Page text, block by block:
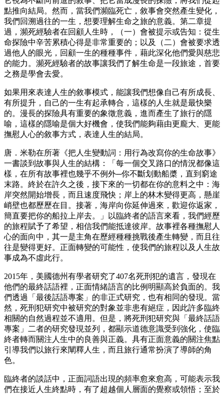
點推向結局。然而，當我們瀕臨死亡，敘事會突然產生變化，
我們回溯過往的一生，想要理解生命之旅的意義。第二章提
過，瀕死經驗者在回顧人生時，（一）會被提示或告知：從生
命探險中辛苦累積心得是非常重要的；以及（二）會被要求透
過他人的眼光，回顧一生的種種事件，藉此深化他們愛與慈悲
的能力。瀕死經驗者的故事讓我們了解生命是一段旅途，首要
之務是學會去愛。
如果用來表達人生的敘事模式，能讓我們想像自己有所成長、
有所提升，自己的一生有起承轉合，這樣的人生就是最快樂
的。漫長的探險具有重要的象徵意義，進而產生了旅行的隱
喻，這樣的隱喻是個大好機會，使我們能夠藉由更龐大、更能
撫慰人心的敘事方式，表達人生的結局。
唐．米勒在所著《把人生變動詞：用行為改寫你的生命故事》
一書談到故事與人生的結構：「每一個交叉路口的情況都像這
樣，在所有故事裡也幾乎不例外─你不斷划動船槳，直到窮途
末路。終於在許久之後，接下來的一切都在你的意料之中：海
岸突然開始增長，而且速度飛快；岸上的林木變得更高，懸崖
峭壁也都歷歷在目。接著，海岸向你延伸過來，歡迎你返家，
簡直要把你的船拉上岸去。」以臨終者的語言來看，我們經歷
的旅程賦予了希望，相信我們能抵達彼岸。故事裡各種撫慰人
心的面向中，其一是主角在歷經種種挑戰後產生轉變，而且往
往是變得更好。正面轉變的可能性，使我們的旅程以及人生故
事成為不虛此行。
2015年，美國德州有學者研究了407名死刑犯的遺言，發現在
他們的最終話語裡，正面情緒語言的比例明顯高於負面的。我
們透過「最後話語專案」的非正式研究，也有相同的發現。當
然，死刑犯研究中被研究的對象並非患有絕症，因此許多臨終
相關的自然過程並不適用。但是，將死刑犯研究與「最終話語
專案」二者的研究發現並列，都顯示道德意識受到強化，使臨
終者轉而關注人生中的良善與正義。具有正面意義的關注焦點
引導我們以旅行來闡釋人生，而且旅行通常扮演了導師的角
色。
臨終者的談話中，正面詞語出現的頻率愈來愈高，可能表示我
們在接近人生終點時，有了超越個人層面的覺察或領悟；至於